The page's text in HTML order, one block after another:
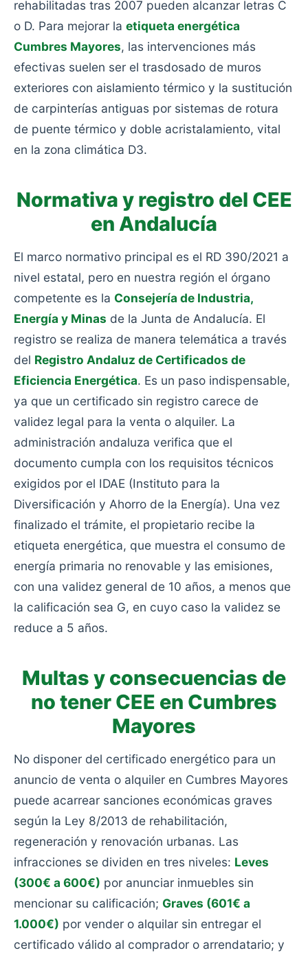
rehabilitadas tras 2007 pueden alcanzar letras C
o D. Para mejorar la etiqueta energética
Cumbres Mayores, las intervenciones más
efectivas suelen ser el trasdosado de muros
exteriores con aislamiento térmico y la sustitución
de carpinterías antiguas por sistemas de rotura
de puente térmico y doble acristalamiento, vital
en la zona climática D3.
Normativa y registro del CEE
en Andalucía
El marco normativo principal es el RD 390/2021 a
nivel estatal, pero en nuestra región el órgano
competente es la Consejería de Industria,
Energía y Minas de la Junta de Andalucía. El
registro se realiza de manera telemática a través
del Registro Andaluz de Certificados de
Eficiencia Energética. Es un paso indispensable,
ya que un certificado sin registro carece de
validez legal para la venta o alquiler. La
administración andaluza verifica que el
documento cumpla con los requisitos técnicos
exigidos por el IDAE (Instituto para la
Diversificación y Ahorro de la Energía). Una vez
finalizado el trámite, el propietario recibe la
etiqueta energética, que muestra el consumo de
energía primaria no renovable y las emisiones,
con una validez general de 10 años, a menos que
la calificación sea G, en cuyo caso la validez se
reduce a 5 años.
Multas y consecuencias de
no tener CEE en Cumbres
Mayores
No disponer del certificado energético para un
anuncio de venta o alquiler en Cumbres Mayores
puede acarrear sanciones económicas graves
según la Ley 8/2013 de rehabilitación,
regeneración y renovación urbanas. Las
infracciones se dividen en tres niveles: Leves
(300€ a 600€) por anunciar inmuebles sin
mencionar su calificación; Graves (601€ a
1.000€) por vender o alquilar sin entregar el
certificado válido al comprador o arrendatario; y